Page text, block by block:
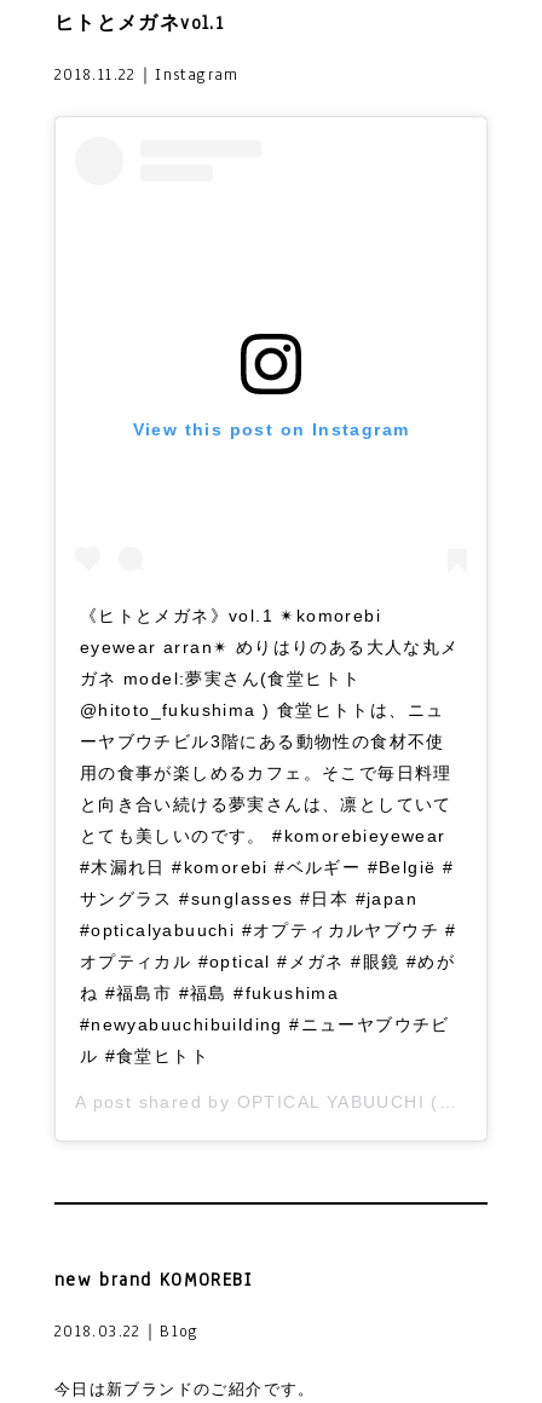
ヒトとメガネvol.1
2018.11.22｜Instagram
View this post on Instagram
《ヒトとメガネ》vol.1 ✴︎komorebi
eyewear arran✴︎ めりはりのある大人な丸メ
ガネ model:夢実さん(食堂ヒトト
@hitoto_fukushima ) 食堂ヒトトは、ニュ
ーヤブウチビル3階にある動物性の食材不使
用の食事が楽しめるカフェ。そこで毎日料理
と向き合い続ける夢実さんは、凛としていて
とても美しいのです。 #komorebieyewear
#木漏れ日 #komorebi #ベルギー #België #
サングラス #sunglasses #日本 #japan
#opticalyabuuchi #オプティカルヤブウチ #
オプティカル #optical #メガネ #眼鏡 #めが
ね #福島市 #福島 #fukushima
#newyabuuchibuilding #ニューヤブウチビ
ル #食堂ヒトト
A post shared by OPTICAL YABUUCHI (@opticalyabuuchi) on
new brand KOMOREBI
2018.03.22｜Blog
今日は新ブランドのご紹介です。